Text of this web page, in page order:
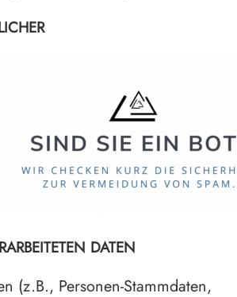
DATEN
(z.B., Personen-Stammdaten,